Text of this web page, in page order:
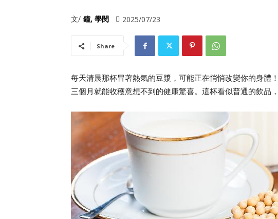
文/ 鐘, 學閔 2025/07/23
Share
每天清晨那杯冒著熱氣的豆漿，可能正在悄悄改變你的身體
三個月就能收穫意想不到的健康驚喜。這杯看似普通的飲品